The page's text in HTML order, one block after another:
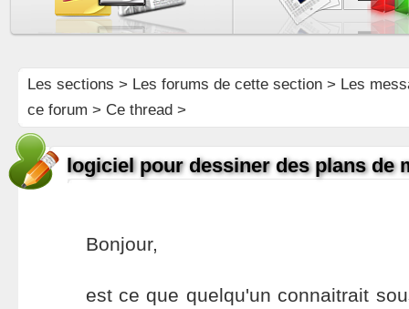
Les sections > Les forums de cette section> Les
ce forum > Ce thread >
logiciel pour dessiner des plans de
Bonjour,
est ce que quelqu'un connaitrait